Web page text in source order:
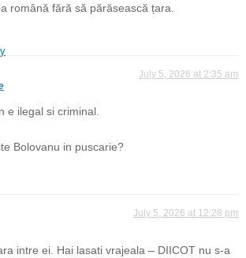
română fără să părăsească țara.
July 5, 2026 at 2:35 am
e ilegal si criminal.
Bolovanu in puscarie?
July 5, 2026 at 12:28 pm
intre ei. Hai lasati vrajeala – DIICOT nu s-a